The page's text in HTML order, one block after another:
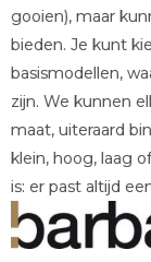
gooien), maar
bieden. Je kunt
basismodellen,
zijn. We kunnen
maat, uiteraard
klein, hoog, laag
is: er past altijd